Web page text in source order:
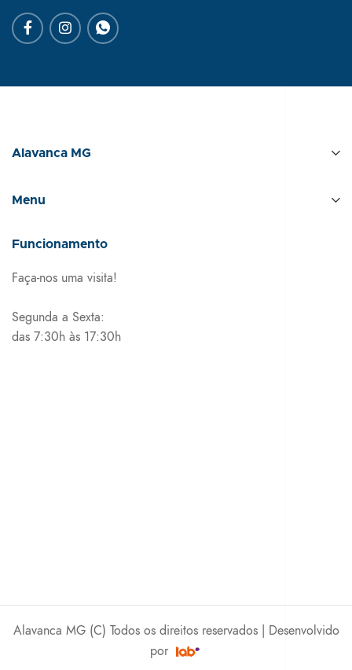
Alavanca MG
Menu
Funcionamento
Faça-nos uma visita!
Segunda a Sexta:
das 7:30h às 17:30h
Alavanca MG (C) Todos os direitos reservados | Desenvolvido
por